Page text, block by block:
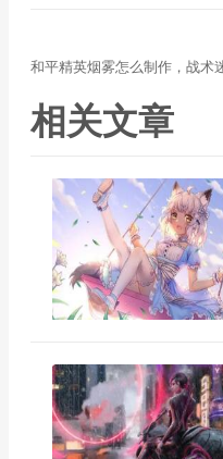
和平精英烟雾怎么制作，战术
相关文章